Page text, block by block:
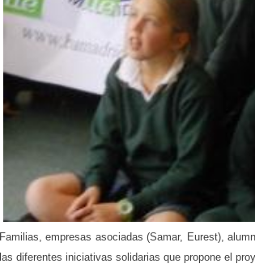
Familias, empresas asociadas (Samar, Eurest),
las diferentes iniciativas solidarias que propone el